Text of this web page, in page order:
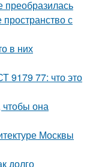
преобразилась
с
в них
9179 77: что это
чтобы она
Москвы
долго